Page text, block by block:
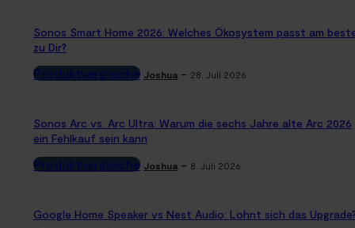
Sonos Smart Home 2026: Welches Ökosystem passt am
zu Dir?
Produktvergleiche Joshua - 28. Juli 2026
Sonos Arc vs. Arc Ultra: Warum die sechs Jahre alte Arc 2026
ein Fehlkauf sein kann
Produktvergleiche Joshua - 8. Juli 2026
Google Home Speaker vs Nest Audio: Lohnt sich das